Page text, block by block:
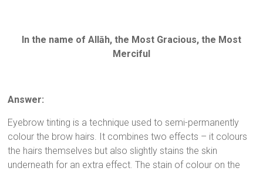
In the name of Allāh, the Most Gracious, the Most
Merciful
Answer:
Eyebrow tinting is a technique used to semi-permanently
colour the brow hairs. It combines two effects – it colours
the hairs themselves but also slightly stains the skin
underneath for an extra effect. The stain of colour on the